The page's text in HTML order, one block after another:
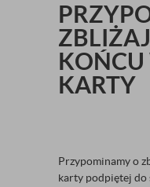
KARTY
Przypominamy o
karty podpiętej do